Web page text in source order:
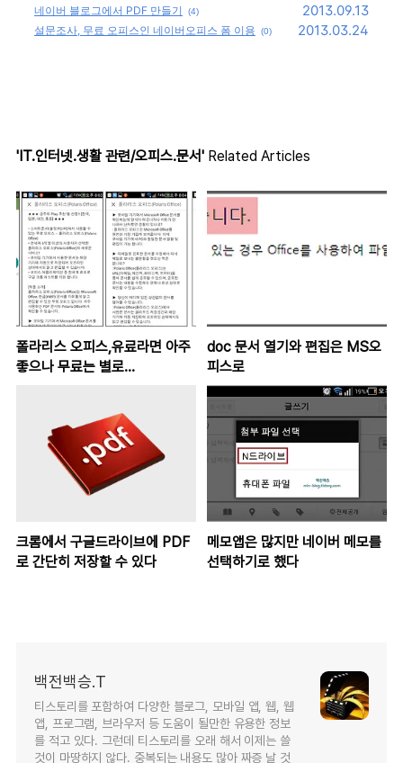
네이버 블로그에서 PDF 만들기 (4) 2013.09.13
설문조사, 무료 오피스인 네이버오피스 폼 이용 (0) 2013.03.24
'IT.인터넷.생활 관련/오피스.문서' Related Articles
폴라리스 오피스,유료라면 아주
좋으나 무료는 별로...
doc 문서 열기와 편집은 MS오
피스로
크롬에서 구글드라이브에 PDF
로 간단히 저장할 수 있다
메모앱은 많지만 네이버 메모를
선택하기로 했다
백전백승.T
티스토리를 포함하여 다양한 블로그, 모바일 앱, 웹, 웹
앱, 프로그램, 브라우저 등 도움이 될만한 유용한 정보
를 적고 있다. 그런데 티스토리를 오래 해서 이제는 쓸
것이 마땅하지 않다. 중복되는 내용도 많아 짜증 날 것